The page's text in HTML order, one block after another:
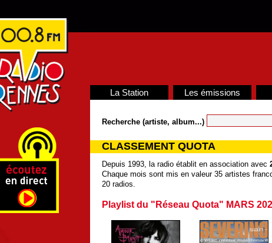
La Station Les émissions
Recherche (artiste, album...)
CLASSEMENT QUOTA
Depuis 1993, la radio établit en association avec
Chaque mois sont mis en valeur 35 artistes
20 radios.
Playlist du "Réseau Quota" MARS